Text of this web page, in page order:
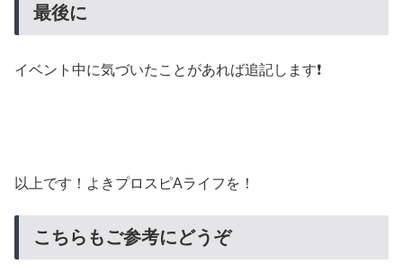
最後に
イベント中に気づいたことがあれば追記します❗
以上です！よきプロスピAライフを！
こちらもご参考にどうぞ